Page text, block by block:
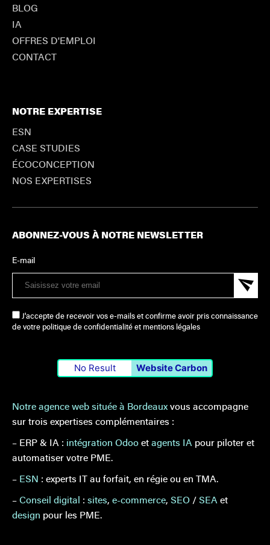
Notre agence web située à Bordeauxvous accompagne
sur trois expertises complémentaires :
– ERP & IA : intégration Odooetagents IA pour piloter et
automatiser votre PME.
– ESN : experts IT au forfait, en régie ou en TMA.
–Conseil digital : sites, e-commerce, SEO /SEAet
design pour les PME.
BLOG
IA
OFFRES D'EMPLOI
CONTACT
NOTRE EXPERTISE
ESN
CASE STUDIES
ÉCOCONCEPTION
NOS EXPERTISES
ABONNEZ-VOUS À NOTRE NEWSLETTER
E-mail
J'accepte de recevoir vos e-mails et confirme avoir pris connaissance
de votre politique de confidentialité et mentions légales
No Result Website Carbon